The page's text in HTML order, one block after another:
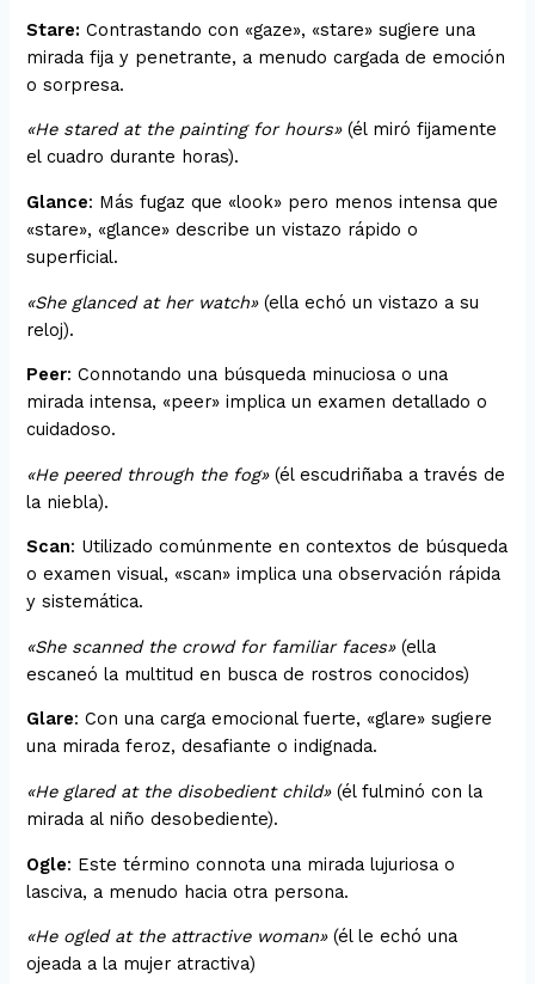
Stare: Contrastando con «gaze», «stare» sugiere una
mirada fija y penetrante, a menudo cargada de emoción
o sorpresa.
«He stared at the painting for hours»(él miró fijamente
el cuadro durante horas).
Glance: Más fugaz que «look» pero menos intensa que
«stare», «glance» describe un vistazo rápido o
superficial.
«She glanced at her watch»(ella echó un vistazo a su
reloj).
Peer: Connotando una búsqueda minuciosa o una
mirada intensa, «peer» implica un examen detallado o
cuidadoso.
«He peered through the fog»(él escudriñaba a través de
la niebla).
Scan: Utilizado comúnmente en contextos de búsqueda
o examen visual, «scan» implica una observación rápida
y sistemática.
«She scanned the crowd for familiar faces»(ella
escaneó la multitud en busca de rostros conocidos)
Glare: Con una carga emocional fuerte, «glare» sugiere
una mirada feroz, desafiante o indignada.
«He glared at the disobedient child»(él fulminó con la
mirada al niño desobediente).
Ogle: Este término connota una mirada lujuriosa o
lasciva, a menudo hacia otra persona.
«He ogled at the attractive woman»(él le echó una
ojeada a la mujer atractiva)